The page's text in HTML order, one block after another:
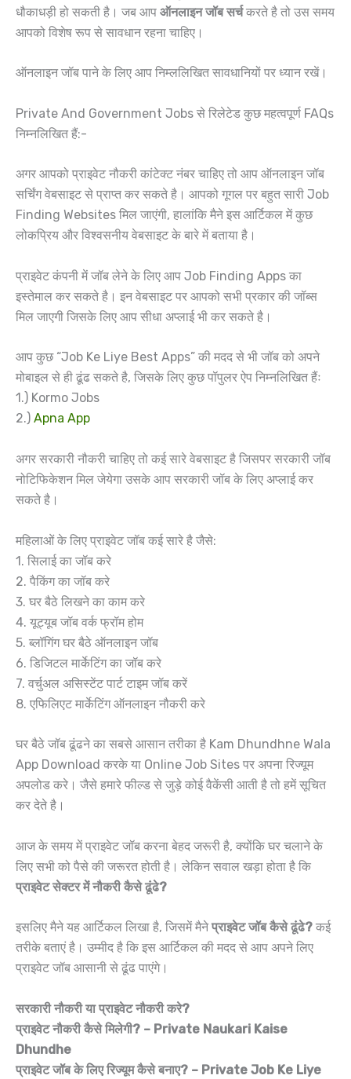
धौकाधड़ी हो सकती है। जब आप ऑनलाइन जॉब सर्चकरते है तो उस समय
आपको विशेष रूप से सावधान रहना चाहिए।
ऑनलाइन जॉब पाने के लिए आप निम्ललिखित सावधानियों पर ध्यान रखें।
Private And Government Jobs से रिलेटेड कुछ महत्वपूर्ण FAQs
निम्नलिखित हैं:-
अगर आपको प्राइवेट नौकरी कांटेक्ट नंबर चाहिए तो आप ऑनलाइन जॉब
सर्चिंग वेबसाइट से प्राप्त कर सकते है। आपको गूगल पर बहुत सारी Job
Finding Websites मिल जाएंगी, हालांकि मैने इस आर्टिकल में कुछ
लोकप्रिय और विश्वसनीय वेबसाइट के बारे में बताया है।
प्राइवेट कंपनी में जॉब लेने के लिए आप Job Finding Apps का
इस्तेमाल कर सकते है। इन वेबसाइट पर आपको सभी प्रकार की जॉब्स
मिल जाएगी जिसके लिए आप सीधा अप्लाई भी कर सकते है।
आप कुछ “Job Ke Liye Best Apps” की मदद से भी जॉब को अपने
मोबाइल से ही ढूंढ सकते है, जिसके लिए कुछ पॉपुलर ऐप निम्नलिखित हैंः
1.) Kormo Jobs
2.) Apna App
अगर सरकारी नौकरी चाहिए तो कई सारे वेबसाइट है जिसपर सरकारी जॉब
नोटिफिकेशन मिल जेयेगा उसके आप सरकारी जॉब के लिए अप्लाई कर
सकते है।
महिलाओं के लिए प्राइवेट जॉब कई सारे है जैसे:
1. सिलाई का जॉब करे
2. पैकिंग का जॉब करे
3. घर बैठे लिखने का काम करे
4. यूट्यूब जॉब वर्क फ्रॉम होम
5. ब्लॉगिंग घर बैठे ऑनलाइन जॉब
6. डिजिटल मार्केटिंग का जॉब करे
7. वर्चुअल असिस्टेंट पार्ट टाइम जॉब करें
8. एफिलिएट मार्केटिंग ऑनलाइन नौकरी करे
घर बैठे जॉब ढूंढने का सबसे आसान तरीका है Kam Dhundhne Wala
App Download करके या Online Job Sites पर अपना रिज्यूम
अपलोड करे। जैसे हमारे फील्ड से जुड़े कोई वैकेंसी आती है तो हमें सूचित
कर देते है।
आज के समय में प्राइवेट जॉब करना बेहद जरूरी है, क्योंकि घर चलाने के
लिए सभी को पैसे की जरूरत होती है। लेकिन सवाल खड़ा होता है कि
प्राइवेट सेक्टर में नौकरी कैसे ढूंढे?
इसलिए मैने यह आर्टिकल लिखा है, जिसमें मैनेप्राइवेट जॉब कैसे ढूंढे? कई
तरीके बताएं है। उम्मीद है कि इस आर्टिकल की मदद से आप अपने लिए
प्राइवेट जॉब आसानी से ढूंढ पाएंगे।
सरकारी नौकरी या प्राइवेट नौकरी करे?
प्राइवेट नौकरी कैसे मिलेगी? – Private Naukari Kaise
Dhundhe
प्राइवेट जॉब के लिए रिज्यूम कैसे बनाए? – Private Job Ke Liye